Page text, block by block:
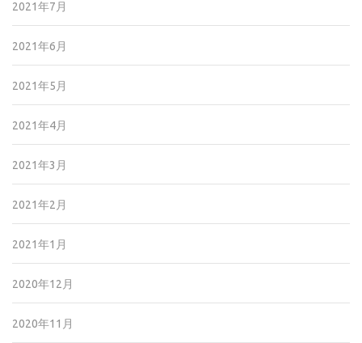
2021年7月
2021年6月
2021年5月
2021年4月
2021年3月
2021年2月
2021年1月
2020年12月
2020年11月